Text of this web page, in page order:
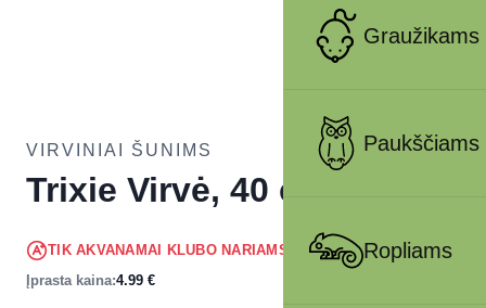
Graužikams
Paukščiams
Ropliams
VIRVINIAI ŠUNIMS
Trixie Virvė, 40 cm
TIK AKVANAMAI KLUBO NARIAMS 4.74€ !
Įprasta kaina:4.99 €